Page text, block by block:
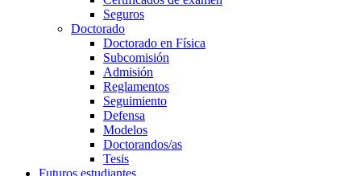
Seguros
Doctorado
Doctorado en Física
Subcomisión
Admisión
Reglamentos
Seguimiento
Defensa
Modelos
Doctorandos/as
Tesis
Futuros estudiantes